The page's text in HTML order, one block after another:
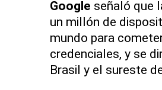
Google señaló que
un millón de
mundo para
credenciales, y se
Brasil y el sureste